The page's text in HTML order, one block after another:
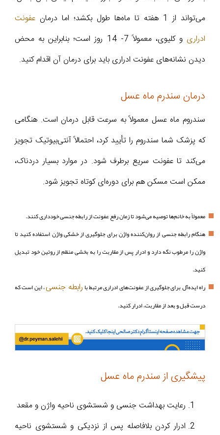
می‌تواند از 1 هفته تا ماه‌ها طول بکشد؛ اما درمان
عفونت
ادراری
و کلیوی، معمولاً 7- 14 روز است؛ بنابراین به محض
دیدن نشانه‌های عفونت ادراری باید برای درمان آن اقدام کنید.
درمان سندرم ماه عسل
سندروم ماه عسل معمولاً به سرعت قابل درمان است. هنگامی
که پزشک شما سندروم را تأیید کرد، احتمالاً آنتی‌بیوتیک تجویز
می‌کند تا عفونت سریع برطرف شود. در موارد بسیار دردناک،
ممکن است مسکن هم برای دوره‌ای کوتاه تجویز شود.
معمولاً به خانم‌ها توصیه می‌شود تا زمان رفع عفونت از رابطه جنسی خودداری کنند.
هنگام رابطه جنسی از روان‌کننده واژن برای جلوگیری از خشکی واژن استفاده کنید تا
واژن را مرطوب نگه دارد و ادرار پس از مقاربت را به بخشی منظم از روتین خود تبدیل
کنید.
راه ایده‌آل برای جلوگیری از عفونت‌های ادراری مرتبط با رابطه جنسی، این است که
درست قبل و بعد از مقاربت، ادرار کنید.
پیشگیری از سندرم ماه عسل
رعایت بهداشت جنسی و شستشوی ناحیه واژن و مقعد
ادرار کردن بلافاصله پس از نزدیکی و شستشوی ناحیه